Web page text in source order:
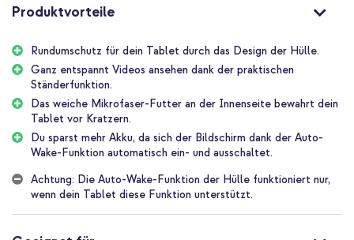
schließt, und wacht auf, wenn du sie öffnest.
Die imoshion Trifold Klapphülle ist aus hochwertigem Kunstleder
gefertigt. Dies bietet deinem Tablet Schutz gegen alltägliche
Schäden und verleiht der Hülle eine elegante Ausstrahlung. Die
Hülle ist schlank und leicht, sodass dein Tablet seine kompakte
Form beibehält. Praktisch, wenn du dein Tablet tragen oder
aufbewahren möchtest. Die Hülle ist in verschiedenen Farben
erhältlich.
Täglicher Schutz für Tablet und Kamera
An der Innenseite der Klapphülle befindet sich ein stabiler Tablet-
Halter aus Kunststoff. Das weiche Mikrofaser-Futter an der
über erhöhte Kanten, wodurch Kamera und Display deines Tablets
geschützt sind. Die Frontklappe hält die Hülle dank eines starken
Produktvorteile
Rundumschutz für dein Tablet durch das Design der Hülle.
Ganz entspannt Videos ansehen dank der praktischen
Ständerfunktion.
Das weiche Mikrofaser-Futter an der Innenseite bewahrt dein
Tablet vor Kratzern.
Du sparst mehr Akku, da sich der Bildschirm dank der Auto-
Wake-Funktion automatisch ein- und ausschaltet.
Achtung: Die Auto-Wake-Funktion der Hülle funktioniert nur,
wenn dein Tablet diese Funktion unterstützt.